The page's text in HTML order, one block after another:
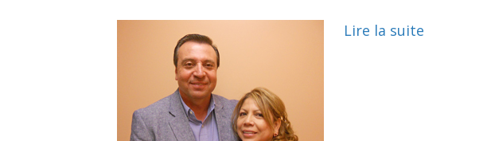
Lire la suite